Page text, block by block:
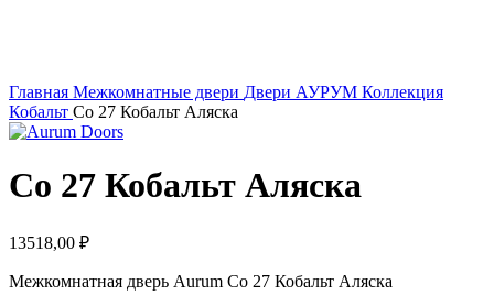
Главная Межкомнатные двери Двери АУРУМ Коллекция
Кобальт Co 27 Кобальт Аляска
Co 27 Кобальт Аляска
13518,00 ₽
Межкомнатная дверь Aurum Co 27 Кобальт Аляска